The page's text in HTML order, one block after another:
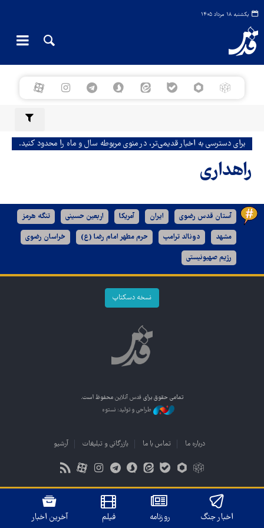
یکشنبه ۱۸ مرداد ۱۴۰۵
برای دسترسی به اخبار قدیمی‌تر، در منوی مربوطه سال و ماه را محدود کنید.
راهداری
آستان قدس رضوی ایران آمریکا اربعین حسینی تنگه هرمز
مشهد دونالد ترامپ حرم مطهر امام رضا (ع) خراسان رضوی
رژیم صهیونیستی
نسخه دسکتاپ
تمامی حقوق برای قدس آنلاین محفوظ است.
طراحی و تولید: نستوه
درباره ما تماس با ما بازرگانی و تبلیغات آرشیو
اخبار جنگ روزنامه فیلم آخرین اخبار